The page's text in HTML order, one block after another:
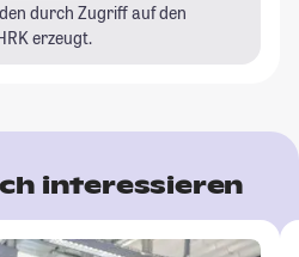
durch Zugriff auf den
erzeugt.
interessieren